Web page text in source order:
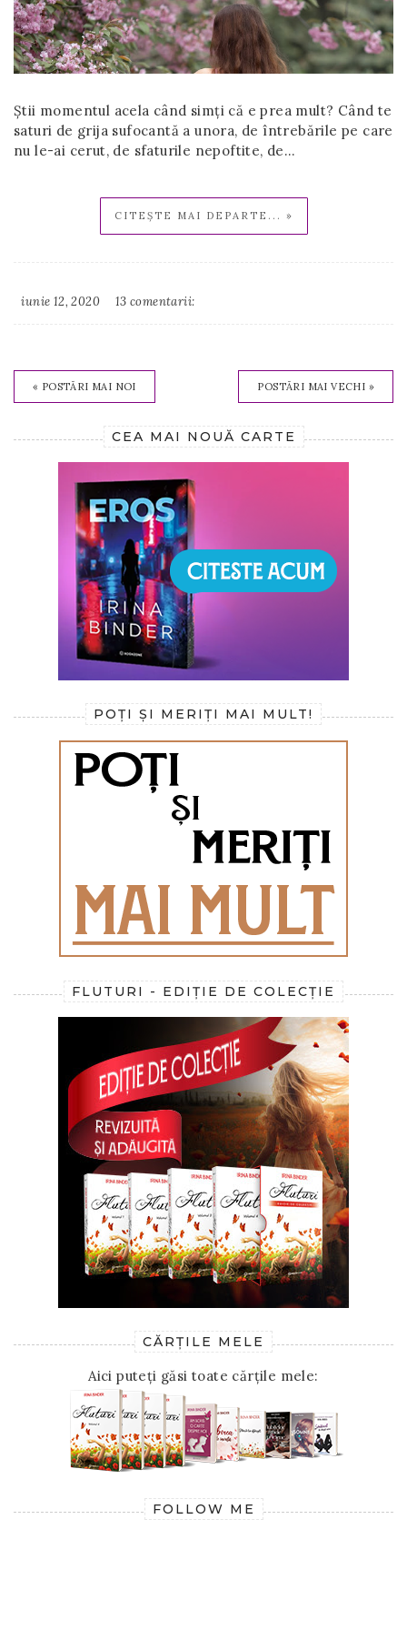
Știi momentul acela când simți că e prea mult? Când te
saturi de grija sufocantă a unora, de întrebările pe care
nu le-ai cerut, de sfaturile nepoftite, de…
CITEȘTE MAI DEPARTE... »
iunie 12, 2020 13 comentarii:
« POSTĂRI MAI NOI POSTĂRI MAI VECHI »
CEA MAI NOUĂ CARTE
POȚI ȘI MERIȚI MAI MULT!
FLUTURI - EDIȚIE DE COLECȚIE
CĂRȚILE MELE
Aici puteți găsi toate cărțile mele:
FOLLOW ME